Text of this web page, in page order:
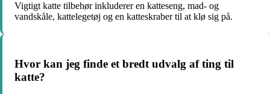
Vigtigt katte tilbehør inkluderer en katteseng, mad- og
vandskåle, kattelegetøj og en katteskraber til at klø sig på.
Hvor kan jeg finde et bredt udvalg af ting til
katte?